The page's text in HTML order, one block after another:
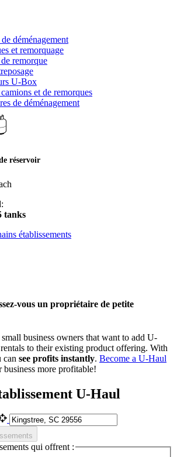
déménagement
et remorquage
remorque
U-Box
et de remorques
de déménagement
réservoir
tanks
établissements
vous un propriétaire de petite
business owners that want to add U-
to their existing product offering. With
can see profits instantly. Become a U-Haul
more profitable!
U-Haul
qui offrent :